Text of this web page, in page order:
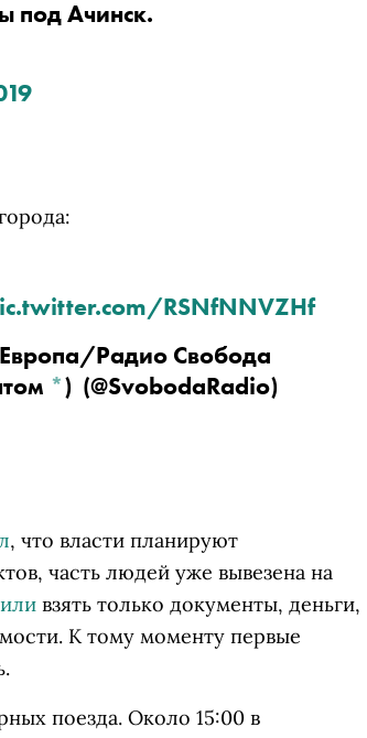
RSNfNNVZHf
Радио Свобода
*)
, что власти планируют
часть людей уже вывезена на
взять только документы, деньги,
К тому моменту первые
поезда. Около 15:00 в